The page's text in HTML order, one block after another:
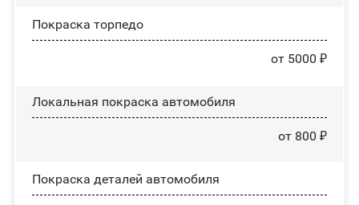
Покраска торпедо
от 5000 ₽
Локальная покраска автомобиля
от 800 ₽
Покраска деталей автомобиля